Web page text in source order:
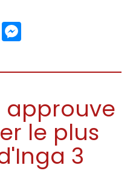
WhatsApp
approuve
le plus
3